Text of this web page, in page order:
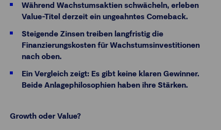
Während Wachstumsaktien schwächeln, erleben
Value-Titel derzeit ein ungeahntes Comeback.
Steigende Zinsen treiben langfristig die
Finanzierungskosten für Wachstumsinvestitionen
nach oben.
Ein Vergleich zeigt: Es gibt keine klaren Gewinner.
Beide Anlagephilosophien haben ihre Stärken.
Growth oder Value?